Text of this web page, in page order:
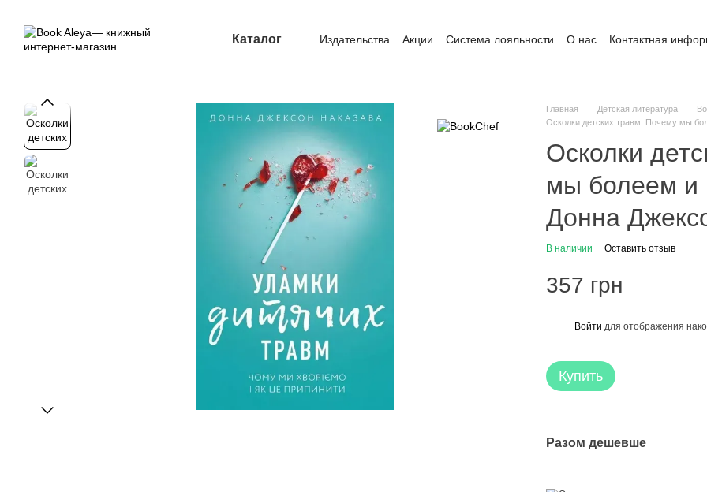
Каталог Издательства Акции Система лояльности О нас
Контактная
Главная Детская литература
Осколки детских травм: Почему мы
Осколки
мы болеем и
Донна
В наличии Оставить отзыв
357 грн
Войти для отображения
Купить
Разом дешевше